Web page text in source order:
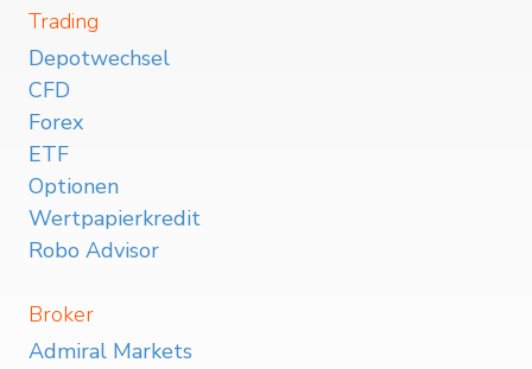
Trading
Depotwechsel
CFD
Forex
ETF
Optionen
Wertpapierkredit
Robo Advisor
Broker
Admiral Markets